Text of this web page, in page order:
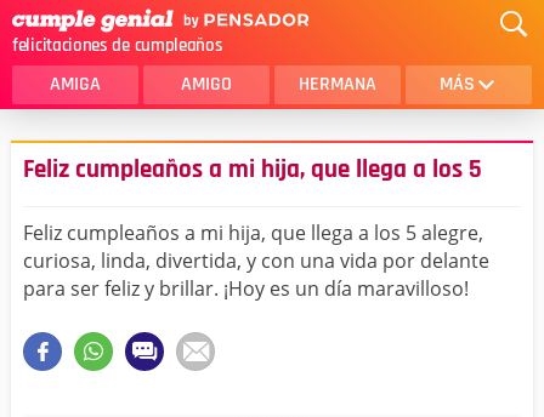
felicitaciones de cumpleaños
AMIGA AMIGO HERMANA MÁS
MAMA
AMOR
SOBRINA
HIJA
HERMANO
HIJO
NOVIA
Feliz cumpleaños a mi hija, que llega a los 5
Feliz cumpleaños a mi hija, que llega a los 5 alegre,
curiosa, linda, divertida, y con una vida por delante
para ser feliz y brillar. ¡Hoy es un día maravilloso!